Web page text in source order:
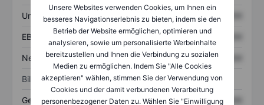
Unsere Websites verwenden Cookies, um Ihnen ein
besseres Navigationserlebnis zu bieten, indem sie den
Betrieb der Website ermöglichen, optimieren und
analysieren, sowie um personalisierte Werbeinhalte
bereitzustellen und Ihnen die Verbindung zu sozialen
Medien zu ermöglichen. Indem Sie "Alle Cookies
akzeptieren" wählen, stimmen Sie der Verwendung von
Cookies und der damit verbundenen Verarbeitung
personenbezogener Daten zu. Wählen Sie "Einwilligung
Umsatz XXXXXXX XXXXXXX
EBITDA XXXXXXX XXXXXXX
Nettoeinkommen XXXXXXX XXXXXXX
Bilanz
Gesamtvermögen XXXXXXX XXXXXXX